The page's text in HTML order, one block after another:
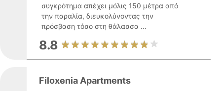
συγκρότημα απέχει μόλις 150 μέτρα από
την παραλία, διευκολύνοντας την
πρόσβαση τόσο στη θάλασσα ...
8.8
Filoxenia Apartments